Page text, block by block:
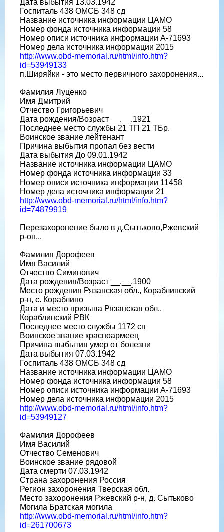
Дата выбытия 13.03.1942
Госпиталь 438 ОМСБ 348 сд
Название источника информации ЦАМО
Номер фонда источника информации 58
Номер описи источника информации А-71693
Номер дела источника информации 2015
http://www.obd-memorial.ru/html/info.htm?
id=53949133
п.Ширяйки - это место первичного захоронения...
Фамилия Луценко
Имя Дмитрий
Отчество Григорьевич
Дата рождения/Возраст __.__.1921
Последнее место службы 21 ТП 21 ТБр.
Воинское звание лейтенант
Причина выбытия пропал без вести
Дата выбытия До 09.01.1942
Название источника информации ЦАМО
Номер фонда источника информации 33
Номер описи источника информации 11458
Номер дела источника информации 21
http://www.obd-memorial.ru/html/info.htm?
id=74879919
Перезахоронение было в д.Сытьково,Ржевский
р-он...
Фамилия Дорофеев
Имя Василий
Отчество Симинович
Дата рождения/Возраст __.__.1900
Место рождения Рязанская обл., Кораблинский
р-н, с. Кораблино
Дата и место призыва Рязанская обл.,
Кораблинский РВК
Последнее место службы 1172 сп
Воинское звание красноармеец
Причина выбытия умер от болезни
Дата выбытия 07.03.1942
Госпиталь 438 ОМСБ 348 сд
Название источника информации ЦАМО
Номер фонда источника информации 58
Номер описи источника информации А-71693
Номер дела источника информации 2015
http://www.obd-memorial.ru/html/info.htm?
id=53949127
Фамилия Дорофеев
Имя Василий
Отчество Семенович
Воинское звание рядовой
Дата смерти 07.03.1942
Страна захоронения Россия
Регион захоронения Тверская обл.
Место захоронения Ржевский р-н, д. Сытьково
Могила Братская могила
http://www.obd-memorial.ru/html/info.htm?
id=261700673